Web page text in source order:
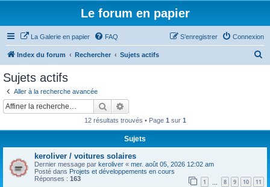
Le forum en papier
La Galerie en papier FAQ Connexion
S’enregistrer
Index du forum Rechercher Sujets actifs
Sujets actifs
Aller à la recherche avancée
Rechercher
12 résultats trouvés • Page 1 sur 1
Sujets
keroliver / voitures solaires
Dernier message par keroliver « mer. août 05, 2026 12:02 am
Posté dans Projets et développements en cours
Réponses : 163 1 8 9 10 11